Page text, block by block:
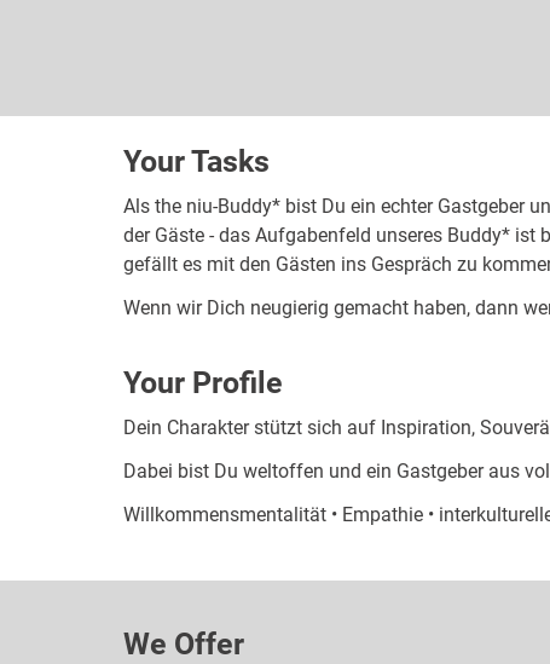
Your Tasks
Als the niu-Buddy* bist Du ein echter Gastgeber
der Gäste - das Aufgabenfeld unseres Buddy* ist
gefällt es mit den Gästen ins Gespräch zu
Wenn wir Dich neugierig gemacht haben, dann
Your Profile
Dein Charakter stützt sich auf Inspiration,
Dabei bist Du weltoffen und ein Gastgeber aus
Willkommensmentalität • Empathie •
We Offer